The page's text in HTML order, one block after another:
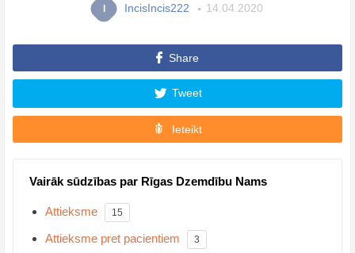
IncisIncis222 14.04.2020
Share
Tweet
Ieteikt
Vairāk sūdzības par Rīgas Dzemdību Nams
Attieksme 15
Attieksme pret pacientiem 3